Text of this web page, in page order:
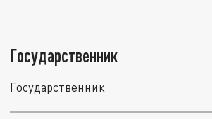
Государственник
Государственник